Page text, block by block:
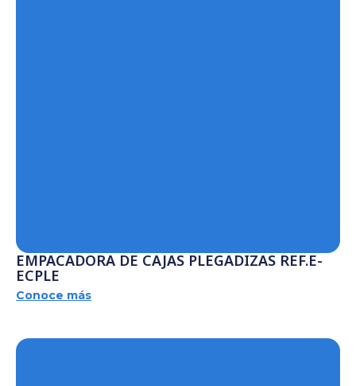
EMPACADORA DE CAJAS PLEGADIZAS REF.E-
ECPLE
Conoce más